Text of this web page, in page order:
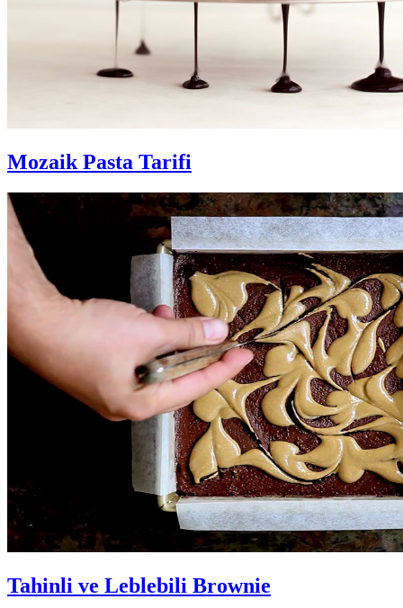
Mozaik Pasta Tarifi
Tahinli ve Leblebili Brownie